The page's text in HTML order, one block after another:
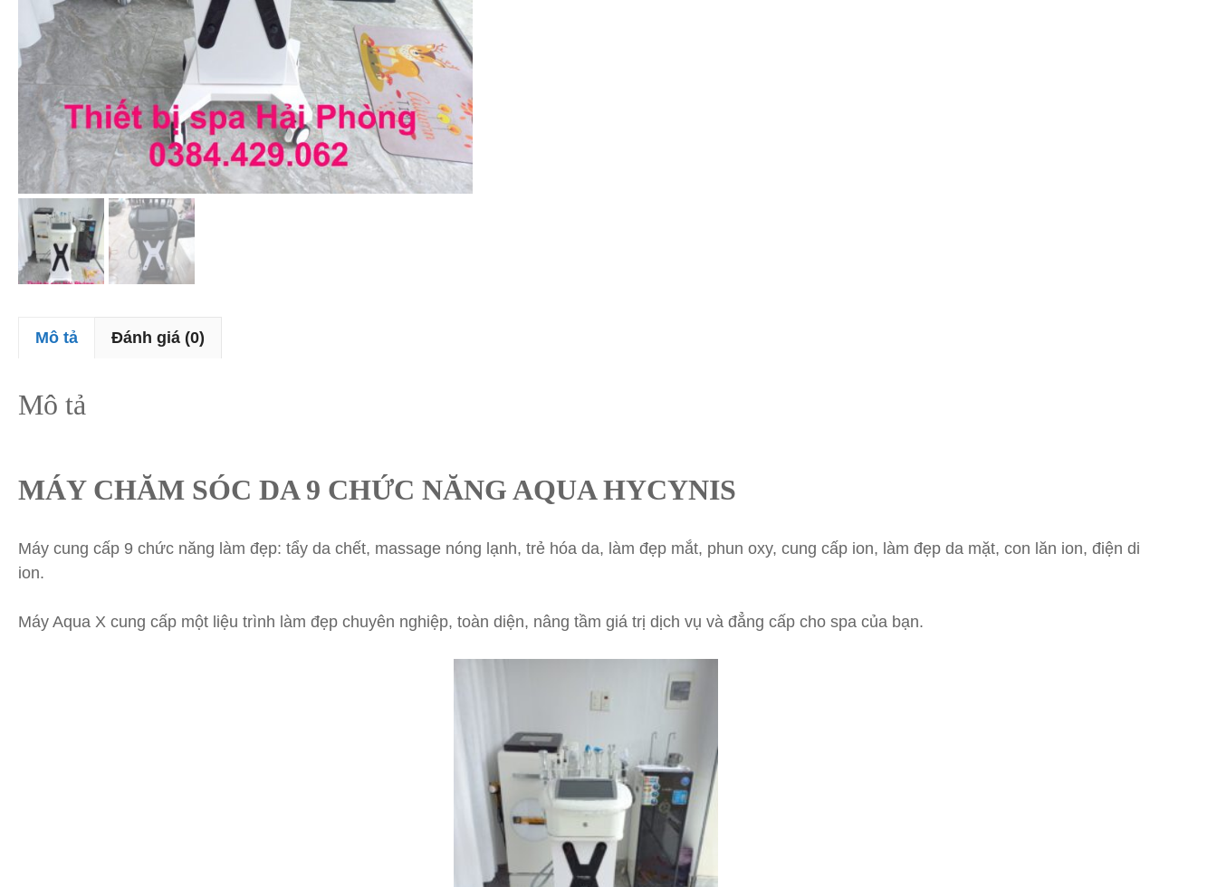
Mô tả Đánh giá (0)
Mô tả
MÁY CHĂM SÓC DA 9 CHỨC NĂNG AQUA HYCYNIS
Máy cung cấp 9 chức năng làm đẹp: tẩy da chết, massage nóng lạnh, trẻ hóa da, làm đẹp mắt, phun oxy, cung cấp ion, làm đẹp da mặt, con lăn ion, điện di
ion.
Máy Aqua X cung cấp một liệu trình làm đẹp chuyên nghiệp, toàn diện, nâng tầm giá trị dịch vụ và đẳng cấp cho spa của bạn.